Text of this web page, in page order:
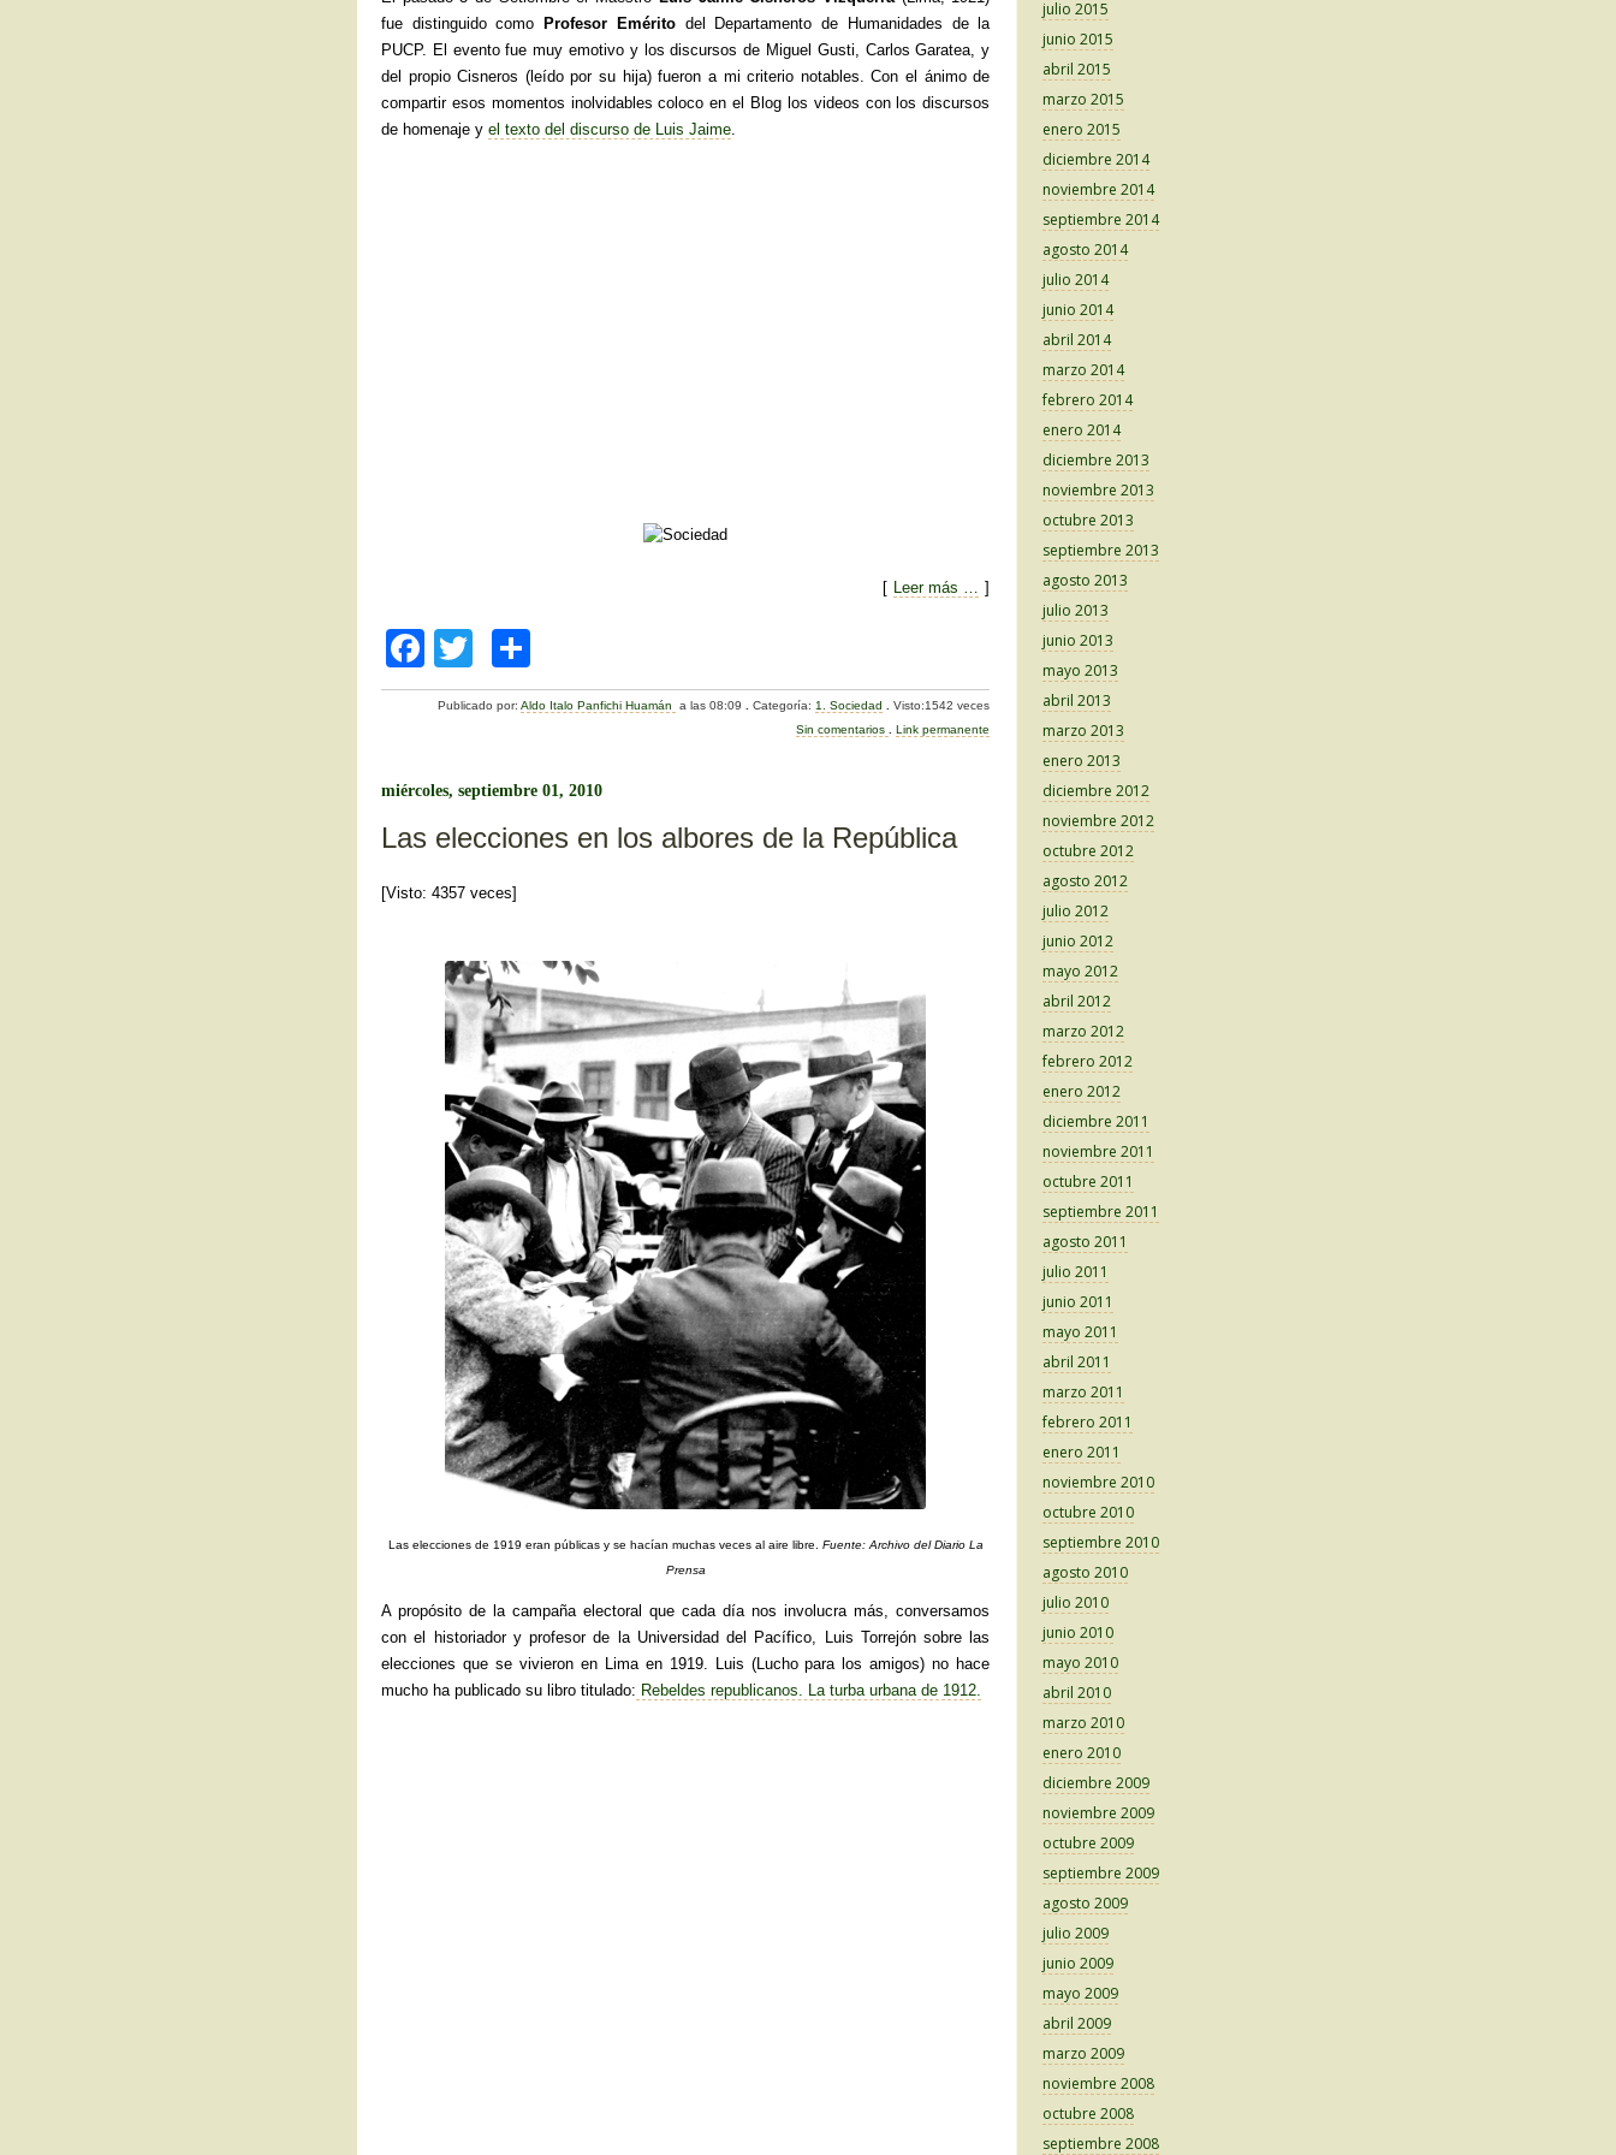
fue distinguido como
Profesor Eméritodel Departamento de Humanidades de la
PUCP. El evento fue muy emotivo y los discursos de Miguel Gusti, Carlos Garatea, y
del propio Cisneros (leído por su hija) fueron a mi criterio notables. Con el ánimo de
compartir esos momentos inolvidables coloco en el Blog los videos con los discursos
de homenaje y el texto del discurso de Luis Jaime
[ Leer más … ]
F
a
b
o
o
wi o
m
ar
tir
Publicado por:Aldo Italo Panfichi Huamán a las 08:09 .Categoría: 1. Sociedad
Visto:1542 veces
Sin comentarios
Link permanente
miércoles, septiembre 01, 2010
Las elecciones en los albores de la República
[Visto: 4357 veces]
Las elecciones de 1919 eran públicas y se hacían muchas veces al aire libre. Fuente: Archivo del Diario La
Prensa
A propósito de la campaña electoral que cada día nos involucra más, conversamos
con el historiador y profesor de la Universidad del Pacífico, Luis Torrejón sobre las
elecciones que se vivieron en Lima en 1919. Luis (Lucho para los amigos) no hace
mucho ha publicado su libro titulado: Rebeldes republicanos. La turba urbana de 1912.
julio 2015
junio 2015
abril 2015
marzo 2015
enero 2015
diciembre 2014
noviembre 2014
septiembre 2014
agosto 2014
julio 2014
junio 2014
abril 2014
marzo 2014
febrero 2014
enero 2014
diciembre 2013
noviembre 2013
octubre 2013
septiembre 2013
agosto 2013
julio 2013
junio 2013
mayo 2013
abril 2013
marzo 2013
enero 2013
diciembre 2012
noviembre 2012
octubre 2012
agosto 2012
julio 2012
junio 2012
mayo 2012
abril 2012
marzo 2012
febrero 2012
enero 2012
diciembre 2011
noviembre 2011
octubre 2011
septiembre 2011
agosto 2011
julio 2011
junio 2011
mayo 2011
abril 2011
marzo 2011
febrero 2011
enero 2011
noviembre 2010
octubre 2010
septiembre 2010
agosto 2010
julio 2010
junio 2010
mayo 2010
abril 2010
marzo 2010
enero 2010
diciembre 2009
noviembre 2009
octubre 2009
septiembre 2009
agosto 2009
julio 2009
junio 2009
mayo 2009
abril 2009
marzo 2009
noviembre 2008
octubre 2008
septiembre 2008